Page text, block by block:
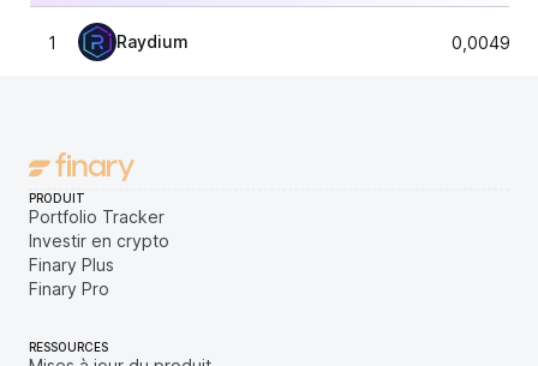
1 Raydium
PRODUIT
Portfolio Tracker
Investir en crypto
Finary Plus
Finary Pro
RESSOURCES